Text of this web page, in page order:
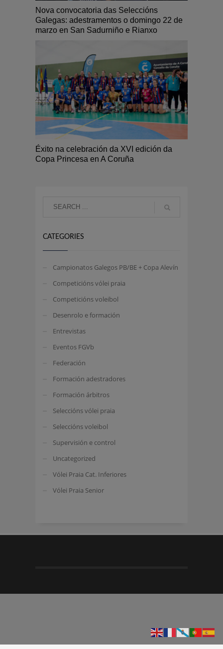
Nova convocatoria das Seleccións
Galegas: adestramentos o domingo 22 de
marzo en San Sadurniño e Rianxo
Éxito na celebración da XVI edición da
Copa Princesa en A Coruña
CATEGORIES
Campionatos Galegos PB/BE + Copa Alevín
Competicións vólei praia
Competicións voleibol
Desenrolo e formación
Entrevistas
Eventos FGVb
Federación
Formación adestradores
Formación árbitros
Seleccións vólei praia
Seleccións voleibol
Supervisión e control
Uncategorized
Vólei Praia Cat. Inferiores
Vólei Praia Senior